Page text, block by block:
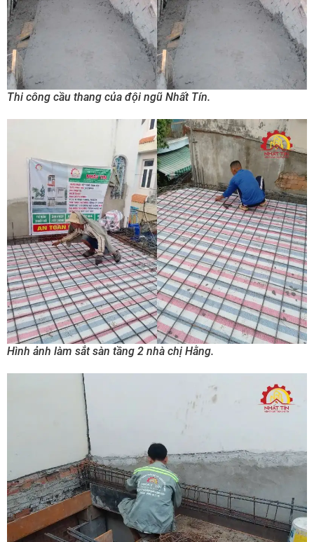
Thi công cầu thang của đội ngũ Nhất Tín.
Hình ảnh làm sắt sàn tầng 2 nhà chị Hằng.